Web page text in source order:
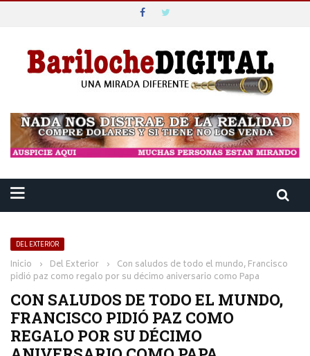
DEL EXTERIOR
Inicio › Del Exterior › Con saludos de todo el mundo, Francisco
pidió paz como regalo por su décimo aniversario como Papa
CON SALUDOS DE TODO EL MUNDO,
FRANCISCO PIDIÓ PAZ COMO
REGALO POR SU DÉCIMO